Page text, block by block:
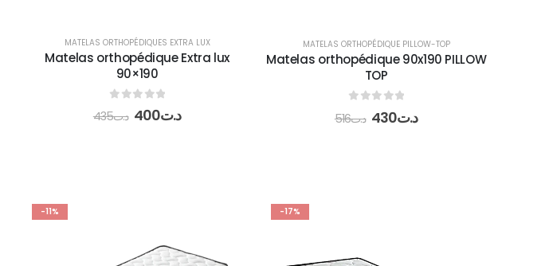
MATELAS ORTHOPÉDIQUES EXTRA LUX
Matelas orthopédique Extra lux
90×190
out of 5
د.ت435 د.ت400
MATELAS ORTHOPÉDIQUE PILLOW-TOP
Matelas orthopédique 90x190 PILLOW
TOP
out of 5
د.ت516 د.ت430
-11% -17%